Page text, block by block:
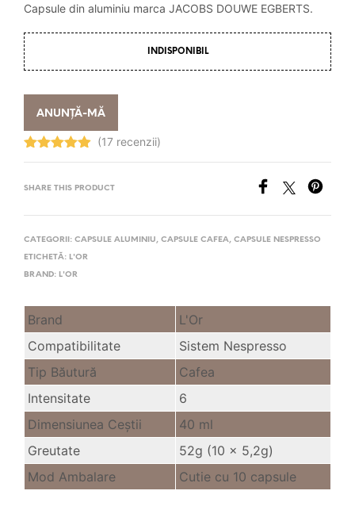
Capsule din aluminiu marca JACOBS DOUWE EGBERTS.
INDISPONIBIL
ANUNȚĂ-MĂ
Evaluat la
din 5
(17 recenzii)
SHARE THIS PRODUCT
CATEGORII: CAPSULE ALUMINIU, CAPSULE CAFEA, CAPSULE NESPRESSO
ETICHETĂ: L'OR
BRAND: L'OR
Brand
L'Or
Compatibilitate
Sistem Nespresso
Tip Băutură
Cafea
Intensitate
6
Dimensiunea Ceştii
40 ml
Greutate
52g (10 x 5,2g)
Mod Ambalare
Cutie cu 10 capsule